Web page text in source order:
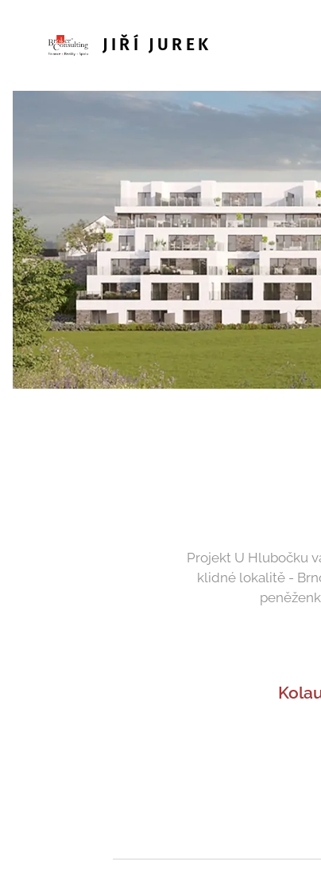
JIŘÍ JUREK
Projekt U Hlubočku
klidné lokalitě -